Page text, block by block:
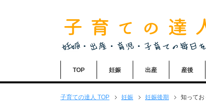
TOP 妊娠 出産 産後
子育ての達人 TOP 妊娠 妊娠後期 知って